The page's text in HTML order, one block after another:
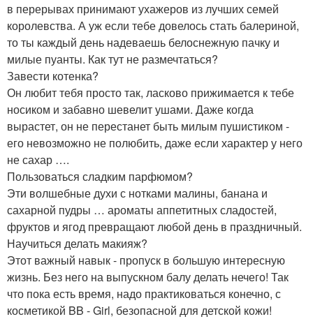
в перерывах принимают ухажеров из лучших семей
королевства. А уж если тебе довелось стать балериной,
то ты каждый день надеваешь белоснежную пачку и
милые пуанты. Как тут не размечтаться?
Завести котенка?
Он любит тебя просто так, ласково прижимается к тебе
носиком и забавно шевелит ушами. Даже когда
вырастет, он не перестанет быть милым пушистиком -
его невозможно не полюбить, даже если характер у него
не сахар ….
Пользоваться сладким парфюмом?
Эти волшебные духи с нотками малины, банана и
сахарной пудры … ароматы аппетитных сладостей,
фруктов и ягод превращают любой день в праздничный.
Научиться делать макияж?
Этот важный навык - пропуск в большую интересную
жизнь. Без него на выпускном балу делать нечего! Так
что пока есть время, надо практиковаться конечно, с
косметикой BB - Girl, безопасной для детской кожи!